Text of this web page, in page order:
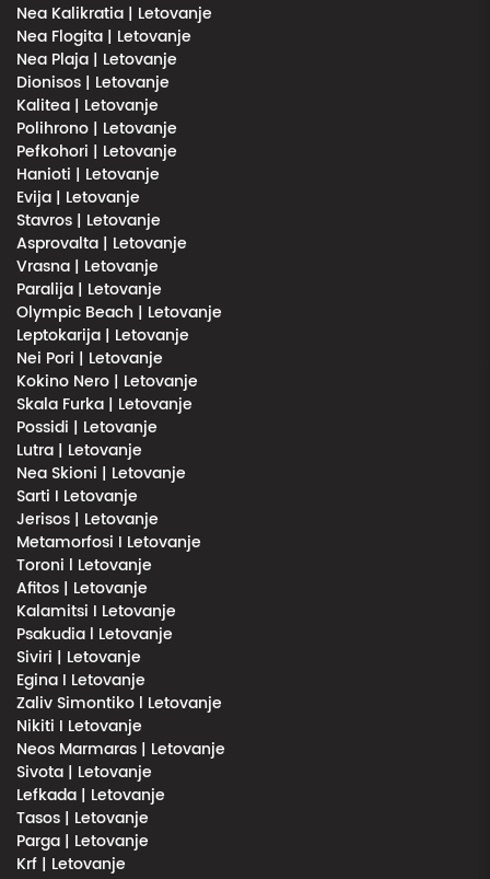
Nea Kalikratia | Letovanje
Nea Flogita | Letovanje
Nea Plaja | Letovanje
Dionisos | Letovanje
Kalitea | Letovanje
Polihrono | Letovanje
Pefkohori | Letovanje
Hanioti | Letovanje
Evija | Letovanje
Stavros | Letovanje
Asprovalta | Letovanje
Vrasna | Letovanje
Paralija | Letovanje
Olympic Beach | Letovanje
Leptokarija | Letovanje
Nei Pori | Letovanje
Kokino Nero | Letovanje
Skala Furka | Letovanje
Possidi | Letovanje
Lutra | Letovanje
Nea Skioni | Letovanje
Sarti I Letovanje
Jerisos | Letovanje
Metamorfosi I Letovanje
Toroni l Letovanje
Afitos | Letovanje
Kalamitsi I Letovanje
Psakudia l Letovanje
Siviri | Letovanje
Egina I Letovanje
Zaliv Simontiko l Letovanje
Nikiti I Letovanje
Neos Marmaras | Letovanje
Sivota | Letovanje
Lefkada | Letovanje
Tasos | Letovanje
Parga | Letovanje
Krf | Letovanje